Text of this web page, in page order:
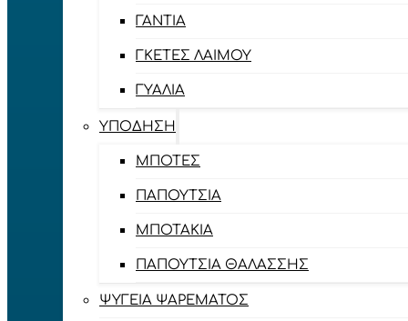
ΓΆΝΤΙΑ
ΓΚΈΤΕΣ ΛΑΊΜΟΥ
ΓΥΑΛΙΆ
ΥΠΌΔΗΣΗ
ΜΠΌΤΕΣ
ΠΑΠΟΎΤΣΙΑ
ΜΠΟΤΆΚΙΑ
ΠΑΠΟΎΤΣΙΑ ΘΑΛΆΣΣΗΣ
ΨΥΓΕΊΑ ΨΑΡΈΜΑΤΟΣ